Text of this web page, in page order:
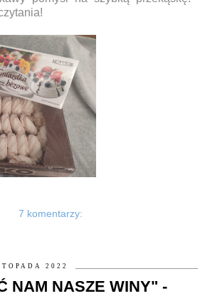
7 komentarzy:
2022
NAM NASZE WINY" -